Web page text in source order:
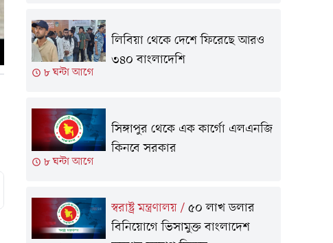
৮ ঘন্টা আগে
লিবিয়া থেকে দে‌শে ফি‌রে‌ছে আরও
৩৪০ বাংলাদেশি
৮ ঘন্টা আগে
সিঙ্গাপুর থেকে এক কার্গো এলএনজি
কিনবে সরকার
স্বরাষ্ট্র মন্ত্রণালয়/ ৫০ লাখ ডলার
বিনিয়োগে ভিসামুক্ত বাংলাদেশ